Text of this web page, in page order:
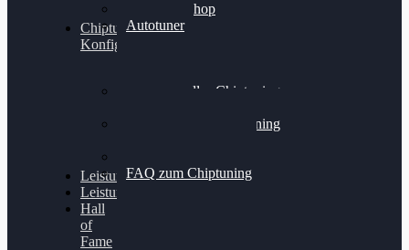
Alientech Shop
Autotuner
Chiptuning
Konfigurator
Professionelles Chiptuning
Professionelles Chiptuning
FAQ zum Chiptuning
Leistungsmessung
Leistungsprüfstand
Hall
of
Fame